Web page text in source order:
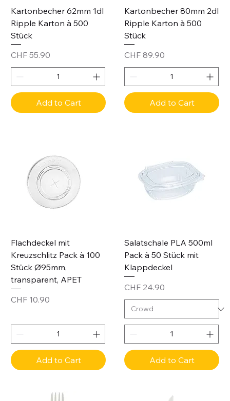
Kartonbecher 62mm 1dl
Ripple Karton à 500
Stück
Price
CHF 55.90
Add to Cart
Kartonbecher 80mm 2dl
Ripple Karton à 500
Stück
Price
CHF 89.90
Add to Cart
Flachdeckel mit
Kreuzschlitz Pack à 100
Stück Ø95mm,
transparent, APET
Price
CHF 10.90
Add to Cart
Salatschale PLA 500ml
Pack à 50 Stück mit
Klappdeckel
Price
CHF 24.90
Add to Cart